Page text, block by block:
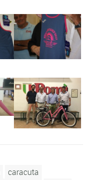
caracuta